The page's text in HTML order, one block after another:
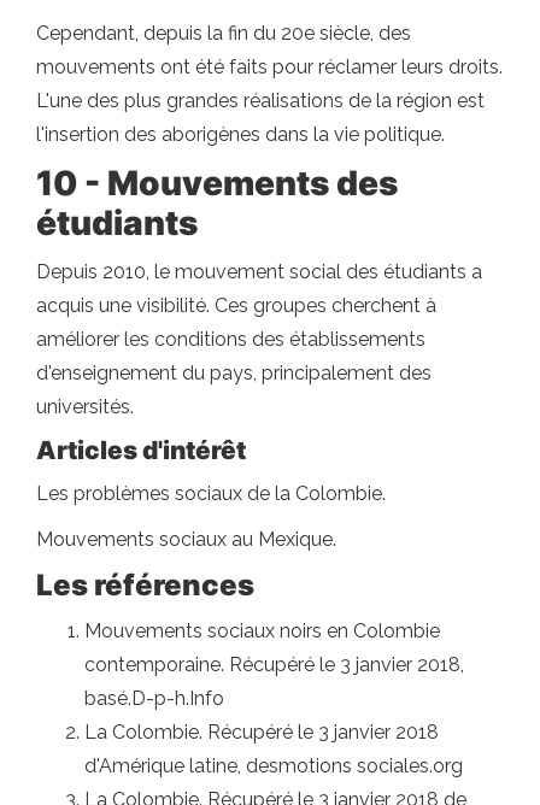
Cependant, depuis la fin du 20e siècle, des
mouvements ont été faits pour réclamer leurs droits.
L'une des plus grandes réalisations de la région est
l'insertion des aborigènes dans la vie politique.
10 - Mouvements des
étudiants
Depuis 2010, le mouvement social des étudiants a
acquis une visibilité. Ces groupes cherchent à
améliorer les conditions des établissements
d'enseignement du pays, principalement des
universités.
Articles d'intérêt
Les problèmes sociaux de la Colombie.
Mouvements sociaux au Mexique.
Les références
Mouvements sociaux noirs en Colombie
contemporaine. Récupéré le 3 janvier 2018,
basé.D-p-h.Info
La Colombie. Récupéré le 3 janvier 2018
d'Amérique latine, desmotions sociales.org
La Colombie. Récupéré le 3 janvier 2018 de